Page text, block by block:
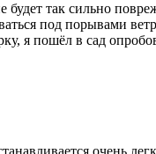
будет так сильно
под порывами
я пошёл в сад